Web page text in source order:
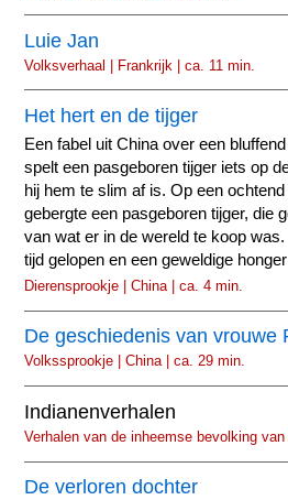
Luie Jan
Volksverhaal | Frankrijk | ca. 11 min.
Het hert en de tijger
Een fabel uit China over een
spelt een pasgeboren tijger iets op
hij hem te slim af is. Op een
gebergte een pasgeboren tijger, die
van wat er in de wereld te koop
tijd gelopen en een geweldige
Dierensprookje | China | ca. 4 min.
De geschiedenis van vrouwe
Volkssprookje | China | ca. 29 min.
Indianenverhalen
Verhalen van de inheemse bevolking van
De verloren dochter